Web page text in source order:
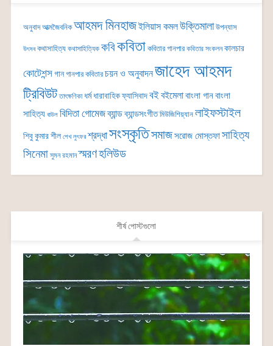
অনুবাদ আত্মজৈবনিক আহমদ মিনহাজইলিয়াস কমলউক্তিমালা উপন্যাস
উৎসব কথাসাহিত্য কথাসাহিত্যিক কবিকবিতা কবিতার গানপার কবিতার সংকলন কালচার
কোটেশন্সগান গানপার কবিতার চয়ন ও অনুবাদনজাহেদ আহমদ
ট্রিবিউট তাৎক্ষণিকা ধর্ম ধারাবাহিকফ্যাসিবাদবইবইমেলাবাংলা গানবাংলা
সাহিত্য বাউল বিদিতা গোমেজব্যান্ডব্যান্ডসংগীত মিউজিশিয়্যান লাইফস্টাইল
শিবু কুমার শীল শেখ লুৎফর শ্রদ্ধাসংস্কৃতিসমাজসরোজ মোস্তফাসাহিত্য
সিনেমা সুমন রহমান স্মরণহলিউড
শীর্ষ পোস্টগুলো